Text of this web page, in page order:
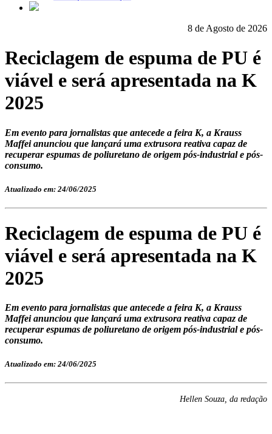
8 de Agosto de 2026
Reciclagem de espuma de PU é
viável e será apresentada na K
2025
Em evento para jornalistas que antecede a feira K, a Krauss
Maffei anunciou que lançará uma extrusora reativa capaz de
recuperar espumas de poliuretano de origem pós-industrial e pós-
consumo.
Atualizado em: 24/06/2025
Reciclagem de espuma de PU é
viável e será apresentada na K
2025
Em evento para jornalistas que antecede a feira K, a Krauss
Maffei anunciou que lançará uma extrusora reativa capaz de
recuperar espumas de poliuretano de origem pós-industrial e pós-
consumo.
Atualizado em: 24/06/2025
Hellen Souza, da redação